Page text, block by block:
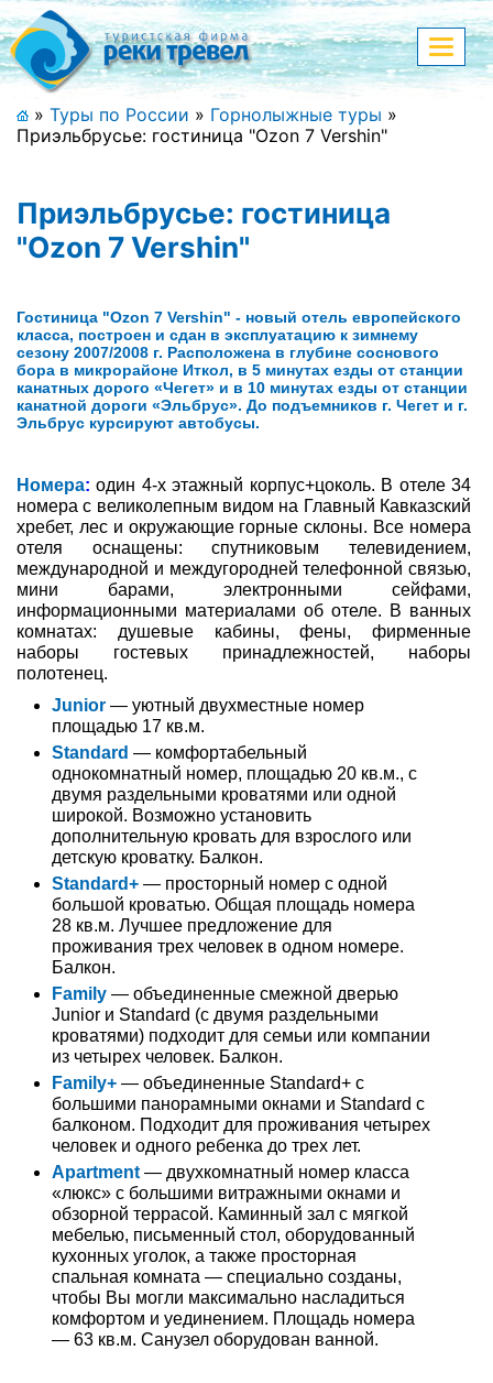
Меню
+7 (911) 182-44-68
Адрес офиса, контакты
Полная версия сайта
Спецпредложения
Праздничные туры
Поиск тура
Туры по России
Автобусные туры
Круизы
Туры на пароме
Авиабилеты
Туристическая страховка
Услуги
О компании
Отзывы
меню
» Туры по России » Горнолыжные туры »
Приэльбрусье: гостиница "Ozon 7 Vershin"
Приэльбрусье: гостиница
"Ozon 7 Vershin"
Гостиница "Ozon 7 Vershin" - новый отель европейского
класса, построен и сдан в эксплуатацию к зимнему
сезону 2007/2008 г. Расположена в глубине соснового
бора в микрорайоне Иткол, в 5 минутах езды от станции
канатных дорого «Чегет» и в 10 минутах езды от станции
канатной дороги «Эльбрус». До подъемников г. Чегет и г.
Эльбрус курсируют автобусы.
Номера: один 4-х этажный корпус+цоколь. В отеле 34
номера с великолепным видом на Главный Кавказский
хребет, лес и окружающие горные склоны. Все номера
отеля оснащены: спутниковым телевидением,
международной и междугородней телефонной связью,
мини барами, электронными сейфами,
информационными материалами об отеле. В ванных
комнатах: душевые кабины, фены, фирменные
наборы гостевых принадлежностей, наборы
полотенец.
Junior — уютный двухместные номер
площадью 17 кв.м.
Standard — комфортабельный
однокомнатный номер, площадью 20 кв.м., с
двумя раздельными кроватями или одной
широкой. Возможно установить
дополнительную кровать для взрослого или
детскую кроватку. Балкон.
Standard+ — просторный номер с одной
большой кроватью. Общая площадь номера
28 кв.м. Лучшее предложение для
проживания трех человек в одном номере.
Балкон.
Family — объединенные смежной дверью
Junior и Standard (с двумя раздельными
кроватями) подходит для семьи или компании
из четырех человек. Балкон.
Family+ — объединенные Standard+ с
большими панорамными окнами и Standard с
балконом. Подходит для проживания четырех
человек и одного ребенка до трех лет.
Apartment — двухкомнатный номер класса
«люкс» с большими витражными окнами и
обзорной террасой. Каминный зал с мягкой
мебелью, письменный стол, оборудованный
кухонных уголок, а также просторная
спальная комната — специально созданы,
чтобы Вы могли максимально насладиться
комфортом и уединением. Площадь номера
— 63 кв.м. Санузел оборудован ванной.